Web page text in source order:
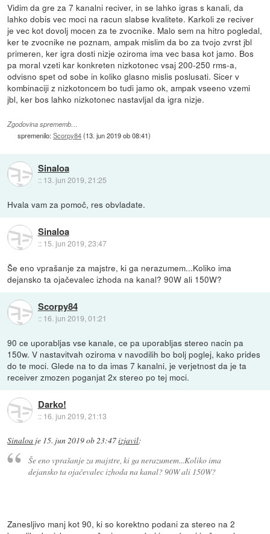
Vidim da gre za 7 kanalni reciver, in se lahko igras s kanali, da
lahko dobis vec moci na racun slabse kvalitete. Karkoli ze reciver
je vec kot dovolj mocen za te zvocnike. Malo sem na hitro pogledal,
ker te zvocnike ne poznam, ampak mislim da bo za tvojo zvrst jbl
primeren, ker igra dosti nizje oziroma ima vec basa kot jamo. Bos
pa moral vzeti kar konkreten nizkotonec vsaj 200-250 rms-a,
odvisno spet od sobe in koliko glasno mislis poslusati. Sicer v
kombinaciji z nizkotoncem bo tudi jamo ok, ampak vseeno vzemi
jbl, ker bos lahko nizkotonec nastavljal da igra nizje.
Zgodovina sprememb…
spremenilo:Scorpy84(13. jun 2019 ob 08:41)
Sinaloa
:: 13. jun 2019, 21:25
Hvala vam za pomoč, res obvladate.
Sinaloa
:: 15. jun 2019, 23:47
Še eno vprašanje za majstre, ki ga nerazumem...Koliko ima
dejansko ta ojačevalec izhoda na kanal? 90W ali 150W?
Scorpy84
:: 16. jun 2019, 01:21
90 ce uporabljas vse kanale, ce pa uporabljas stereo nacin pa
150w. V nastavitvah oziroma v navodilih bo bolj poglej, kako prides
do te moci. Glede na to da imas 7 kanalni, je verjetnost da je ta
receiver zmozen poganjat 2x stereo po tej moci.
Darko!
:: 16. jun 2019, 21:13
Sinaloa je 15. jun 2019 ob 23:47izjavil:
Še eno vprašanje za majstre, ki ga nerazumem...Koliko ima
dejansko ta ojačevalec izhoda na kanal? 90W ali 150W?
Zanesljivo manj kot 90, ki so korektno podani za stereo na 2